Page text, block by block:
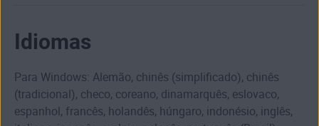
Idiomas
Para Windows: Alemão, chinês (simplificado), chinês
(tradicional), checo, coreano, dinamarquês, eslovaco,
espanhol, francês, holandês, húngaro, indonésio, inglês,